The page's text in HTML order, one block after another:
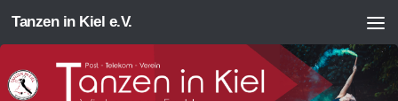
Zum Inhalt springen
Tanzen in Kiel e.V.